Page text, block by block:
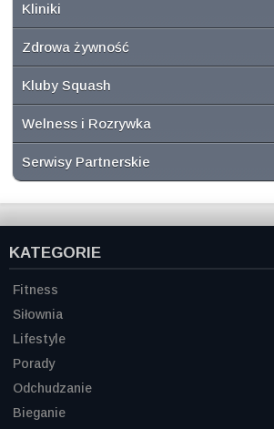
Kliniki
Zdrowa żywność
Kluby Squash
Welness i Rozrywka
Serwisy Partnerskie
KATEGORIE
Fitness
Siłownia
Lifestyle
Porady
Odchudzanie
Bieganie